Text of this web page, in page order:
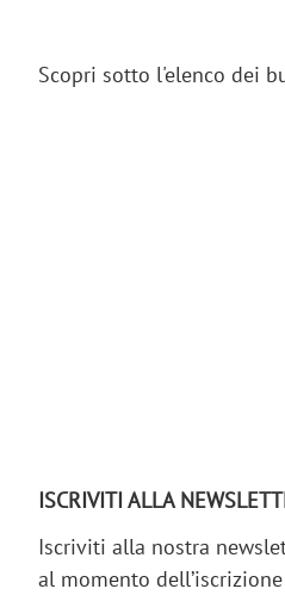
Scopri sotto l'elenco dei
ISCRIVITI ALLA
Iscriviti alla nostra
al momento